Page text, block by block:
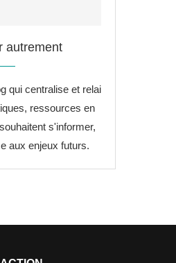
autrement
qui centralise et relai
ressources en
s'informer,
aux enjeux futurs.